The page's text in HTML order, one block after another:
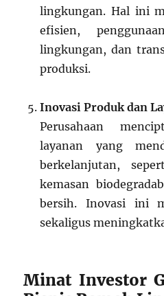
lingkungan. Hal ini
efisien,
lingkungan, dan
produksi.
Inovasi Produk dan
Perusahaan
layanan yang
berkelanjutan,
kemasan
bersih. Inovasi ini
sekaligus
Minat Investor